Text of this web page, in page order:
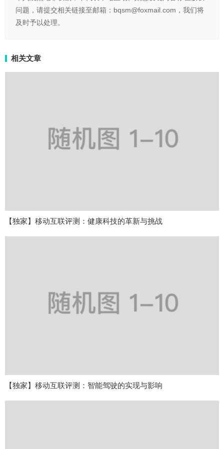
问题，请提交相关链接至邮箱：bqsm@foxmail.com，我们将
及时予以处理。
相关文章
【独家】移动互联评测：健康科技的革新与挑战
【独家】移动互联评测：智能驾驶的实现与影响